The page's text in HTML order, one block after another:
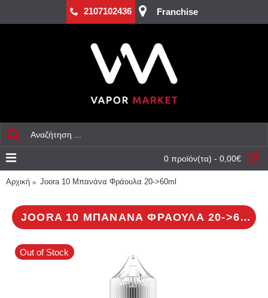
2107102436 Franchise
0 προϊόν(τα) - 0,00€
Αρχική Joora 10 Μπανάνα Φράουλα 20->60ml
JOORA 10 ΜΠΑΝΆΝΑ ΦΡΆΟΥΛΑ 20->60ML
Out of Stock